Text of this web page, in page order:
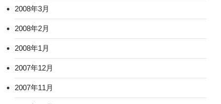
2008年3月
2008年2月
2008年1月
2007年12月
2007年11月